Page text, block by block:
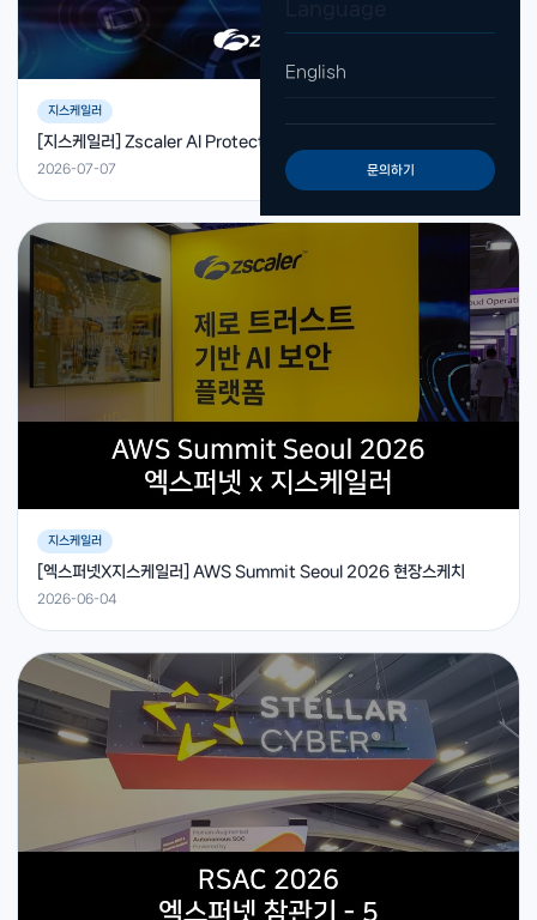
English
문의하기
지스케일러
[지스케일러] Zscaler AI Protect, AI 보안의 새로운 기준을 제시하다
2026-07-07
지스케일러
[엑스퍼넷X지스케일러] AWS Summit Seoul 2026 현장스케치
2026-06-04